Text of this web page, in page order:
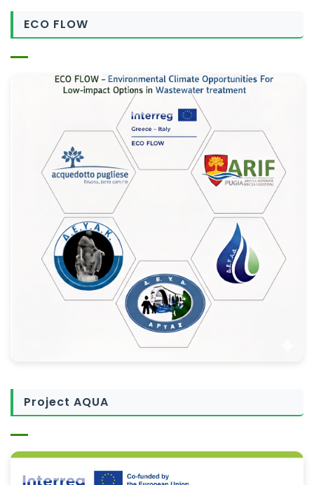
ECO FLOW
Project AQUA